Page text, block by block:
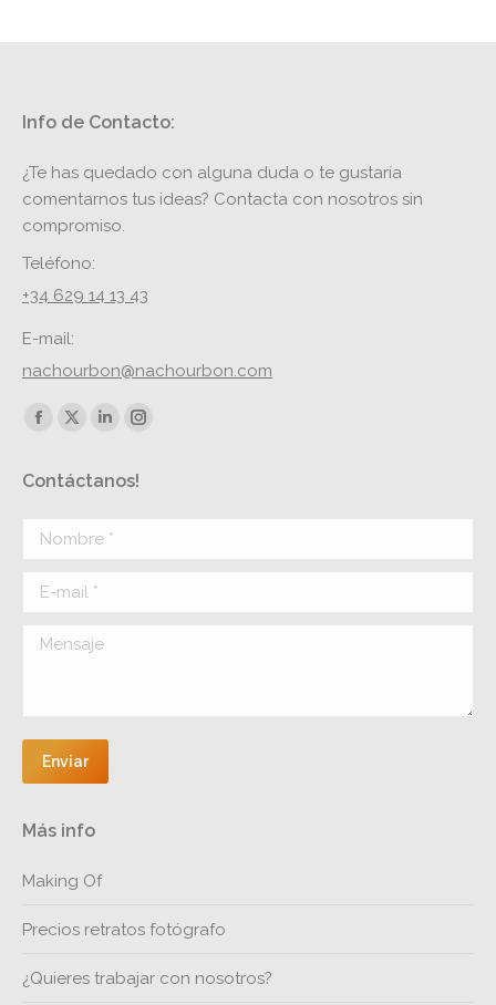
Info de Contacto:
¿Te has quedado con alguna duda o te gustaría
comentarnos tus ideas? Contacta con nosotros sin
compromiso.
Teléfono:
+34 629 14 13 43
E-mail:
nachourbon@nachourbon.com
Encuéntranos en:
Facebook
opens
new
X
opens
new
Linkedin
opens
new
Instagram
opens
Contáctanos!
Nombre *
E-mail *
Mensaje
Enviar
Más info
Making Of
Precios retratos fotógrafo
¿Quieres trabajar con nosotros?